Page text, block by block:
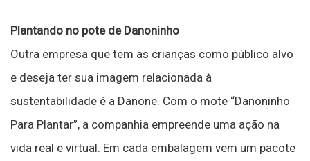
Plantando no pote de Danoninho
Outra empresa que tem as crianças como público alvo
e deseja ter sua imagem relacionada à
sustentabilidade é a Danone. Com o mote “Danoninho
Para Plantar”, a companhia empreende uma ação na
vida real e virtual. Em cada embalagem vem um pacote